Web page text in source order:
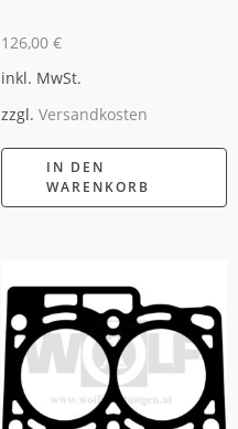
126,00 €
inkl. MwSt.
zzgl. Versandkosten
IN DEN
WARENKORB